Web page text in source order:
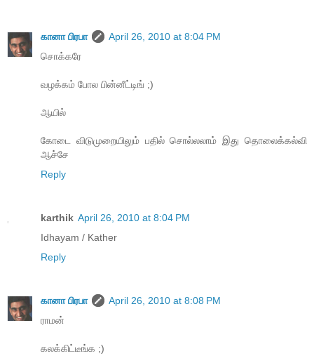
கானா பிரபா
April 26, 2010 at 8:04 PM
சொக்கரே
வழக்கம் போல பின்னீட்டிங் ;)
ஆயில்
கோடை விடுமுறையிலும் பதில் சொல்லலாம் இது தொலைக்கல்வி
ஆச்சே
Reply
karthik April 26, 2010 at 8:04 PM
Idhayam / Kather
Reply
கானா பிரபா
April 26, 2010 at 8:08 PM
ராமன்
கலக்கிட்டீங்க ;)